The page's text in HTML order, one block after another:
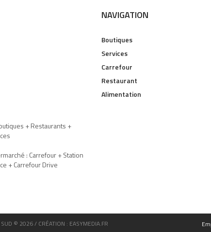
+ Restaurants +
: Carrefour + Station
+ Carrefour Drive
NAVIGATION
Boutiques
Services
Carrefour
Restaurant
Alimentation
© 2026 / CRÉATION : EASYMEDIA.FR